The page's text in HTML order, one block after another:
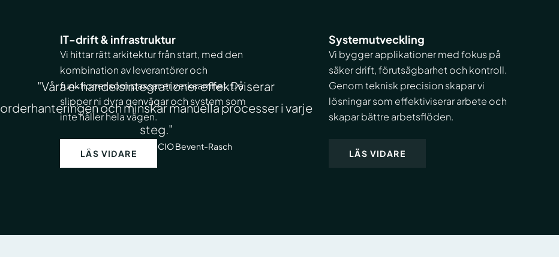
IT-drift & infrastruktur
Vi hittar rätt arkitektur från start, med den
kombination av leverantörer och
funktioner som passar er verksamhet. Då
slipper ni dyra genvägar och system som
inte håller hela vägen.
LÄS VIDARE
Systemutveckling
Vi bygger applikationer med fokus på
säker drift, förutsägbarhet och kontroll.
Genom teknisk precision skapar vi
lösningar som effektiviserar arbete och
skapar bättre arbetsflöden.
LÄS VIDARE
"Våra e‑handelsintegrationer effektiviserar
orderhanteringen och minskar manuella processer i varje
steg."
Martin Hjalmarsson, CIO Bevent-Rasch